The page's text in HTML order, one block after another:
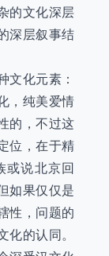
的文化深层
深层叙事结
文化元素：
，纯美爱情
的，不过这
位，在于精
或说北京回
如果仅仅是
性，问题的
化的认同。